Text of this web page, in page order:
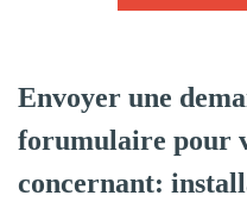
Envoyer une
forumulaire pour
concernant: